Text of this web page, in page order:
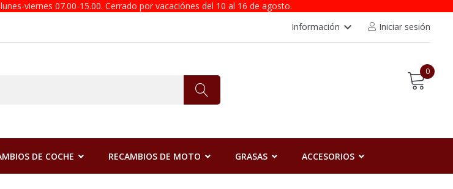
viernes 07.00-15.00. Cerrado por vacaciónes del 10 al 16 de agosto.
Iniciar sesión
Información keyboard_arrow_down
0
DE COCHE RECAMBIOS DE MOTO GRASAS ACCESORIOS